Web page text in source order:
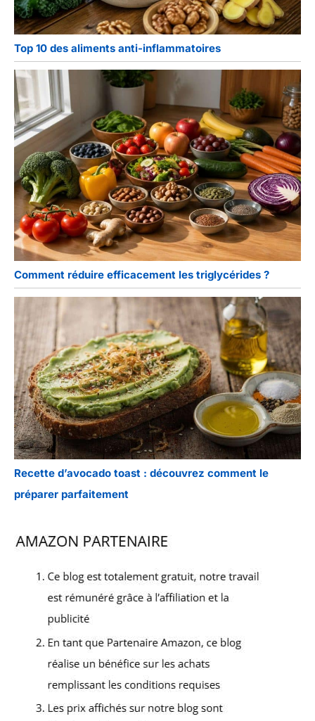
Top 10 des aliments anti-inflammatoires
Comment réduire efficacement les triglycérides ?
Recette d’avocado toast : découvrez comment le
préparer parfaitement